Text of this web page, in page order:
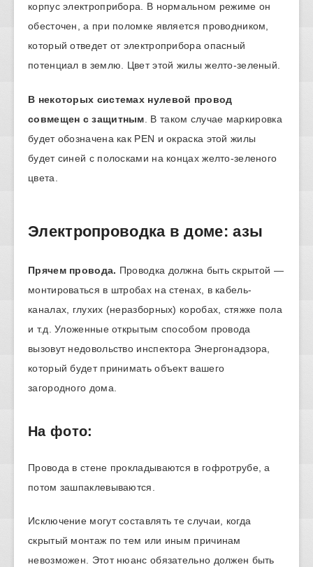
корпус электроприбора. В нормальном режиме он
обесточен, а при поломке является проводником,
который отведет от электроприбора опасный
потенциал в землю. Цвет этой жилы желто-зеленый.
В некоторых системах нулевой провод
совмещен с защитным . В таком случае маркировка
будет обозначена как PEN и окраска этой жилы
будет синей с полосками на концах желто-зеленого
цвета.
Электропроводка в доме: азы
Прячем провода. Проводка должна быть скрытой —
монтироваться в штробах на стенах, в кабель-
каналах, глухих (неразборных) коробах, стяжке пола
и т.д. Уложенные открытым способом провода
вызовут недовольство инспектора Энергонадзора,
который будет принимать объект вашего
загородного дома.
На фото:
Провода в стене прокладываются в гофротрубе, а
потом зашпаклевываются.
Исключение могут составлять те случаи, когда
скрытый монтаж по тем или иным причинам
невозможен. Этот нюанс обязательно должен быть